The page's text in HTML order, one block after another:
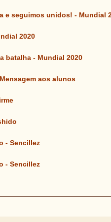
e seguimos unidos! - Mundial
2020
batalha - Mundial 2020
aos alunos
- Sencillez
- Sencillez